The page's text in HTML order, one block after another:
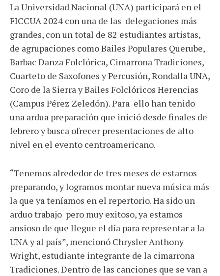
La Universidad Nacional (UNA) participará en el
FICCUA 2024 con una de las delegaciones más
grandes, con un total de 82 estudiantes artistas,
de agrupaciones como Bailes Populares Querube,
Barbac Danza Folclórica, Cimarrona Tradiciones,
Cuarteto de Saxofones y Percusión, Rondalla UNA,
Coro de la Sierra y Bailes Folclóricos Herencias
(Campus Pérez Zeledón). Para ello han tenido
una ardua preparación que inició desde finales de
febrero y busca ofrecer presentaciones de alto
nivel en el evento centroamericano.
“Tenemos alrededor de tres meses de estarnos
preparando, y logramos montar nueva música más
la que ya teníamos en el repertorio. Ha sido un
arduo trabajo pero muy exitoso, ya estamos
ansioso de que llegue el día para representar a la
UNA y al país”, mencionó Chrysler Anthony
Wright, estudiante integrante de la cimarrona
Tradiciones. Dentro de las canciones que se van a